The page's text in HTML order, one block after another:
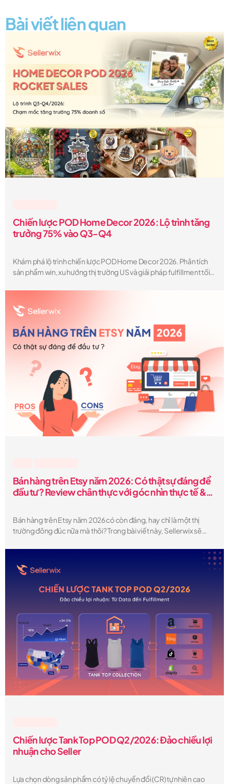
Bài viết liên quan
Chiến lược POD Home Decor 2026: Lộ trình tăng
trưởng 75% vào Q3-Q4
Khám phá lộ trình chiến lược POD Home Decor 2026. Phân tích
sản phẩm win, xu hướng thị trường US và giải pháp fulfillment tối
Bán hàng trên Etsy năm 2026: Có thật sự đáng để
đầu tư? Review chân thực với góc nhìn thực tế &
Bán hàng trên Etsy năm 2026 có còn đáng, hay chỉ là một thị
trường đông đúc nữa mà thôi? Trong bài viết này, Sellerwix sẽ
điểm thực sự, chi phí thực tế khi bán hàng trên Etsy, mức thu nhập
có thể đạt được, cũng như những “góc khuất” mà phần lớn người
bán không chia sẻ — để từ đó quyết định liệu Etsy có phải là nền
tảng phù hợp cho việc kinh doanh của bạn hay không.
Chiến lược Tank Top POD Q2/2026: Đảo chiều lợi
nhuận cho Seller
Lựa chọn dòng sản phẩm có tỷ lệ chuyển đổi (CR) tự nhiên cao